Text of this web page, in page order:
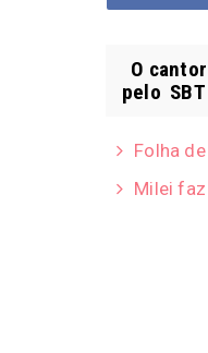
O
pelo
Folha
Milei